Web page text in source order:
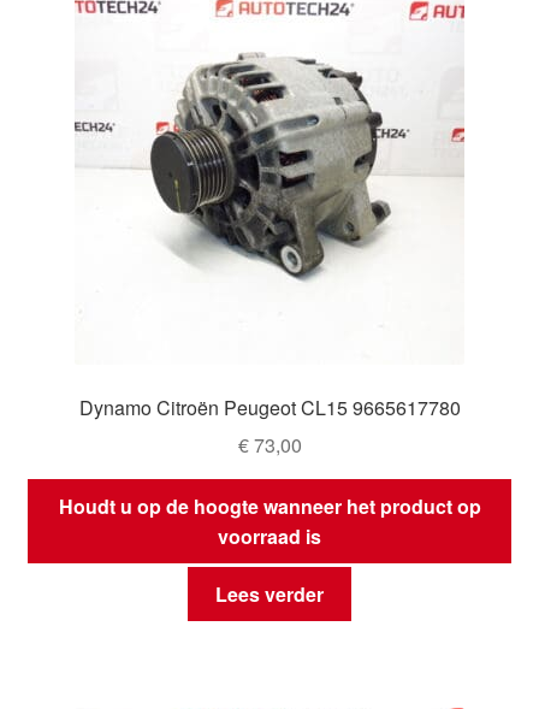
Dynamo Citroën Peugeot CL15 9665617780
€73,00
Houdt u op de hoogte wanneer het product op
voorraad is
Lees verder